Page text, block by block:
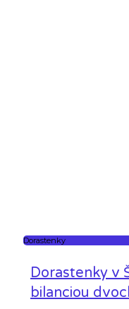
Dorastenky
Dorastenky v
bilanciou